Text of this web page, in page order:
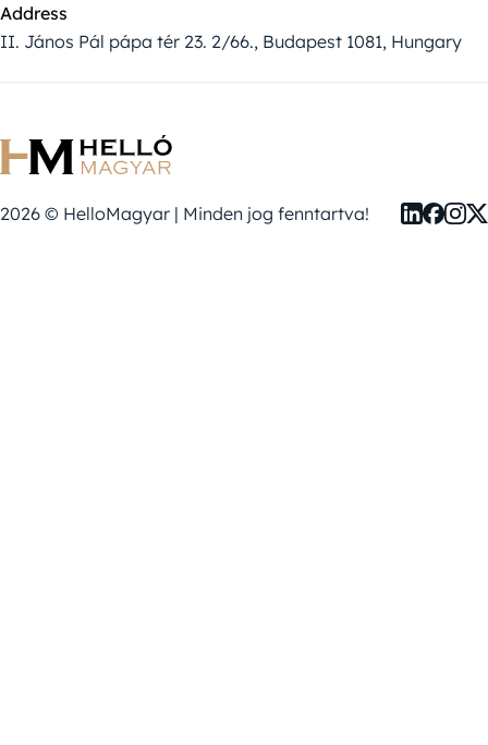
Address
II. János Pál pápa tér 23. 2/66., Budapest 1081, Hungary
2026 © HelloMagyar | Minden jog fenntartva!